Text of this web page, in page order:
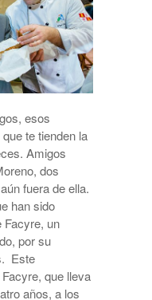
esos
te tienden la
Amigos
dos
fuera de ella.
han sido
Facyre, un
por su
Este
que lleva
años, a los